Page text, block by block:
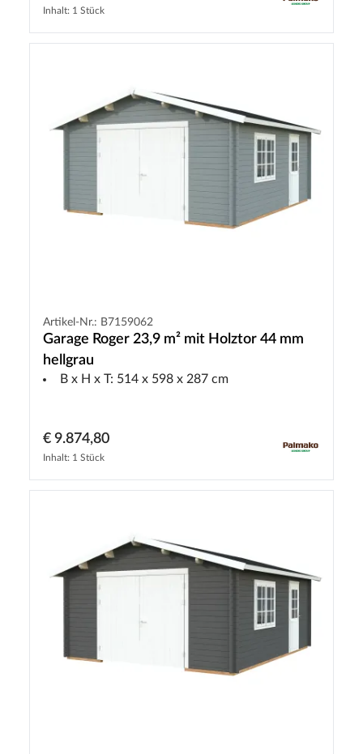
Inhalt: 1 Stück
Artikel-Nr.: B7159062
Garage Roger 23,9 m² mit Holztor 44 mm
hellgrau
B x H x T: 514 x 598 x 287 cm
€ 9.874,80
Inhalt: 1 Stück